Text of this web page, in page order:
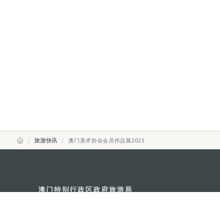
旅游快讯 澳门美术协会会员作品展2025
澳门特别行政区政府旅游局